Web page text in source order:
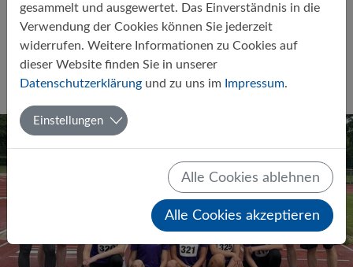
Was für ein Tag für unsere
Leichtathletik-Mannschaft:
Vizemeister 2026 in Nordhorn
04.06.2026
gesammelt und ausgewertet. Das Einverständnis in die
Verwendung der Cookies können Sie jederzeit
widerrufen. Weitere Informationen zu Cookies auf
dieser Website finden Sie in unserer
Datenschutzerklärung und zu uns im Impressum.
Einstellungen
Alle Cookies ablehnen
Alle Cookies akzeptieren